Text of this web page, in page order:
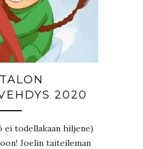
2020
ei todellakaan hiljene)
Joelin taiteileman